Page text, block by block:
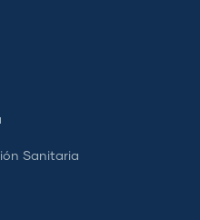
Sanitaria